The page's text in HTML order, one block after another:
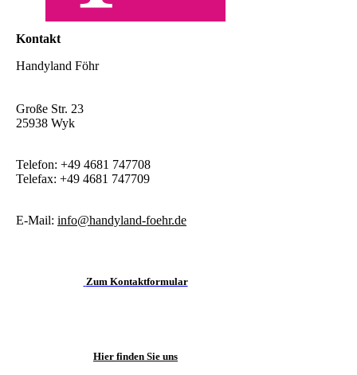
Kontakt
Handyland Föhr
Große Str. 23
25938 Wyk
Telefon: +49 4681 747708
Telefax: +49 4681 747709
E-Mail: info@handyland-foehr.de
Zum Kontaktformular
Hier finden Sie uns